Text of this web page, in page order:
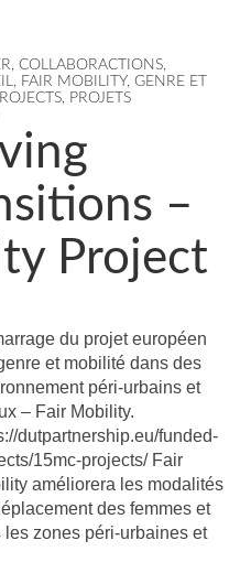
, COLLABORACTIONS,
, FAIR MOBILITY, GENRE ET
, PROJETS
–
Project
du projet européen
et mobilité dans des
péri-urbains et
– Fair Mobility.
dutpartnership.eu/funded-
15mc-projects/ Fair
améliorera les modalités
des femmes et
zones péri-urbaines et